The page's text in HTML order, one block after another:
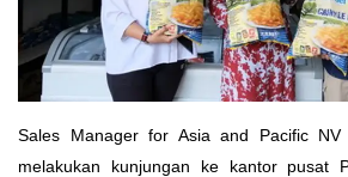
Sales Manager for Asia and Pacific
melakukan kunjungan ke kantor pusat